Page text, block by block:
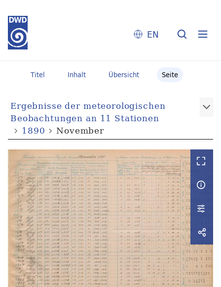
EN
Titel Inhalt Übersicht Seite
Ergebnisse der meteorologischen
Beobachtungen an 11 Stationen
1890
November